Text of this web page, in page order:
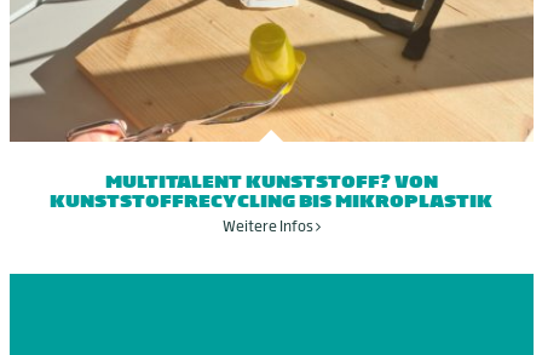
MULTITALENT KUNSTSTOFF? VON
KUNSTSTOFFRECYCLING BIS MIKROPLASTIK
Weitere Infos